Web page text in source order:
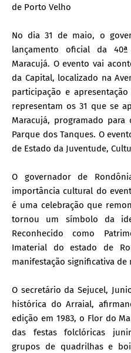
de Porto Velho
No dia 31 de maio, o
lançamento oficial da
Maracujá. O evento vai
da Capital, localizado na
participação e
representam os 31 que se
Maracujá, programado
Parque dos Tanques. O
de Estado da Juventude,
O governador de
importância cultural do
é uma celebração que
tornou um símbolo da
Reconhecido como
Imaterial do estado de
manifestação significativa de
O secretário da Sejucel,
histórica do Arraial,
edição em 1983, o Flor do
das festas folclóricas
grupos de quadrilhas e